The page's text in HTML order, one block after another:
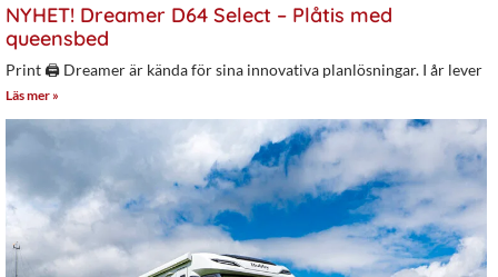
NYHET! Dreamer D64 Select – Plåtis med
queensbed
Print 🖨 Dreamer är kända för sina innovativa planlösningar. I år lever
Läs mer »